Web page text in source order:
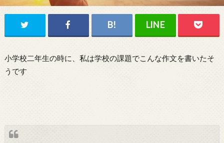
小学校二年生の時に、私は学校の課題でこんな作文を書いたそ
うです